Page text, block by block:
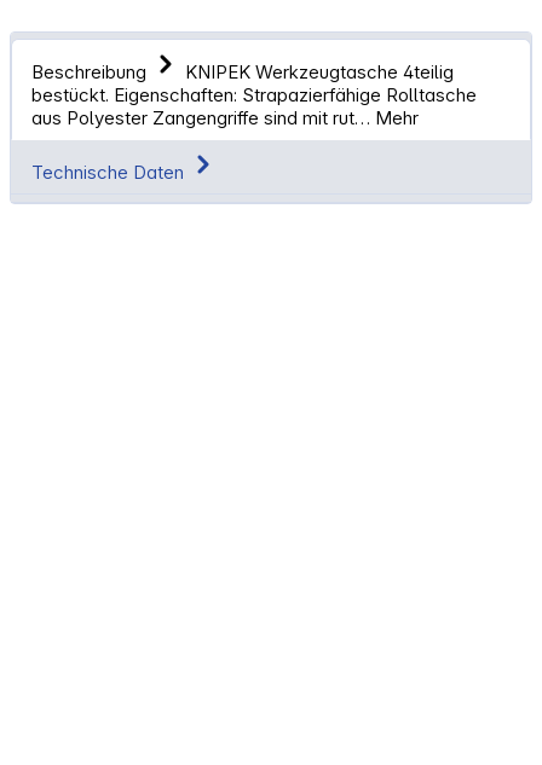
Beschreibung
KNIPEK Werkzeugtasche 4teilig
bestückt. Eigenschaften: Strapazierfähige Rolltasche
aus Polyester Zangengriffe sind mit rut… Mehr
Technische Daten